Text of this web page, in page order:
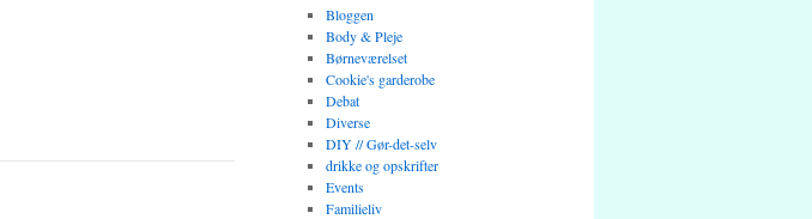
Bloggen
Body & Pleje
Børneværelset
Cookie's garderobe
Debat
Diverse
DIY // Gør-det-selv
drikke og opskrifter
Events
Familieliv